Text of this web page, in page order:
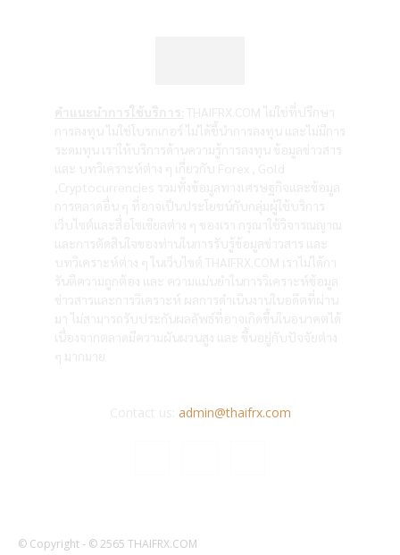
admin@thaifrx.com
© Copyright - © 2565 THAIFRX.COM